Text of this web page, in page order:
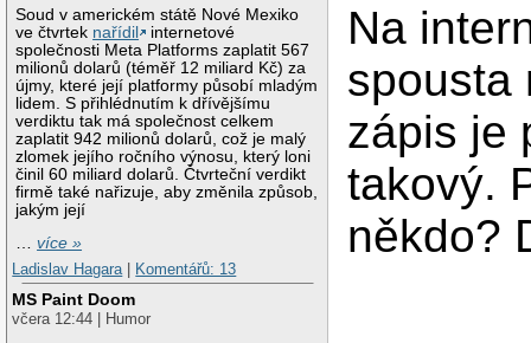
Soud v americkém státě Nové Mexiko
ve čtvrtek nařídil
internetové
společnosti Meta Platforms zaplatit 567
milionů dolarů (téměř 12 miliard Kč) za
újmy, které její platformy působí mladým
lidem. S přihlédnutím k dřívějšímu
verdiktu tak má společnost celkem
zaplatit 942 milionů dolarů, což je malý
zlomek jejího ročního výnosu, který loni
činil 60 miliard dolarů. Čtvrteční verdikt
firmě také nařizuje, aby změnila způsob,
jakým její
…více »
Ladislav Hagara
Komentářů: 13
MS Paint Doom
včera 12:44 | Humor
Na
spousta
zápis je
takový.
někdo?